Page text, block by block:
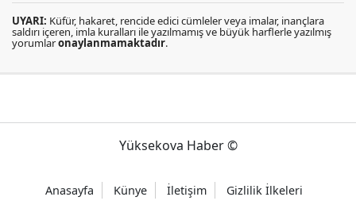
UYARI: Küfür, hakaret, rencide edici cümleler veya imalar, inançlara
saldırı içeren, imla kuralları ile yazılmamış ve büyük harflerle yazılmış
yorumlaronaylanmamaktadır.
Yüksekova Haber ©
Anasayfa Künye İletişim Gizlilik İlkeleri